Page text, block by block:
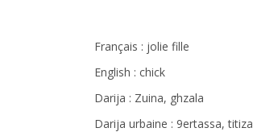
Français : jolie fille
English : chick
Darija : Zuina, ghzala
Darija urbaine : 9ertassa, titiza